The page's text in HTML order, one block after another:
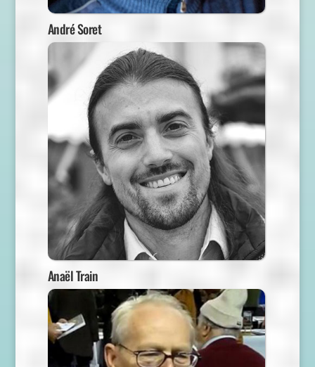
André Soret
Anaël Train